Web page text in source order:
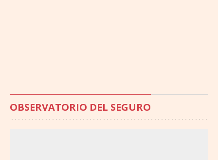
OBSERVATORIO DEL SEGURO